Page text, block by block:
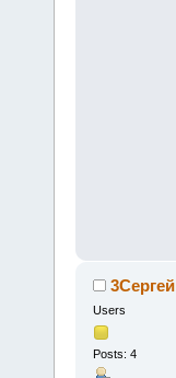
3Сергей
Users
Posts: 4